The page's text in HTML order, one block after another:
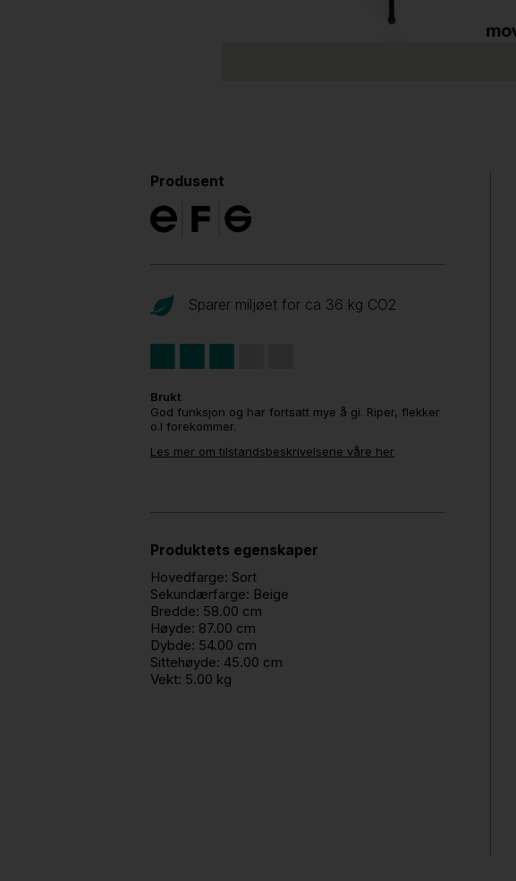
Produsent
Sparer miljøet for ca 36 kg CO2
Brukt
God funksjon og har fortsatt mye å gi. Riper, flekker
o.l forekommer.
Les mer om tilstandsbeskrivelsene våre her
Produktets egenskaper
Hovedfarge: Sort
Sekundærfarge: Beige
Bredde: 58.00 cm
Høyde: 87.00 cm
Dybde: 54.00 cm
Sittehøyde: 45.00 cm
Vekt: 5.00 kg